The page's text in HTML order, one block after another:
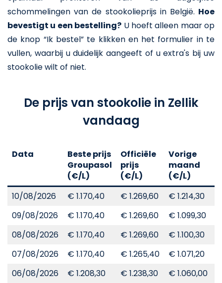
schommelingen van de stookolieprijs in België. Hoe
bevestigt u een bestelling? U hoeft alleen maar op
de knop “Ik bestel” te klikken en het formulier in te
vullen, waarbij u duidelijk aangeeft of u extra's bij uw
stookolie wilt of niet.
De prijs van stookolie in Zellik
vandaag
Data
Beste prijs
Groupasol
(€/L)
Officiële
prijs
(€/L)
Vorige
maand
(€/L)
10/08/2026
€ 1.170,40 € 1.269,60 € 1.214,30
09/08/2026
€ 1.170,40 € 1.269,60 € 1.099,30
08/08/2026
€ 1.170,40 € 1.269,60 € 1.100,30
07/08/2026
€ 1.170,40 € 1.265,40 € 1.071,20
06/08/2026
€ 1.208,30 € 1.238,30 € 1.060,00